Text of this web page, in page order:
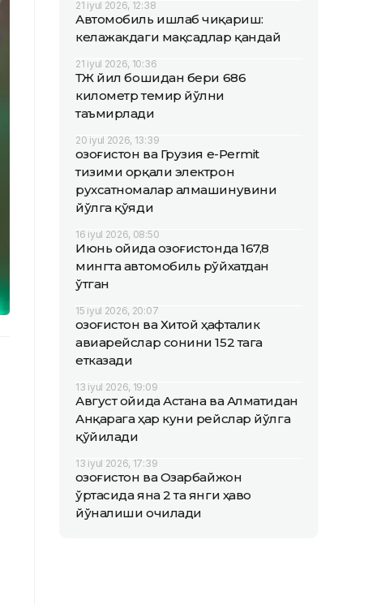
21 iyul 2026, 12:38
Автомобиль ишлаб чиқариш:
келажакдаги мақсадлар қандай
21 iyul 2026, 10:36
ҚТЖ йил бошидан бери 686
километр темир йўлни
таъмирлади
20 iyul 2026, 13:39
Қозоғистон ва Грузия e-Permit
тизими орқали электрон
рухсатномалар алмашинувини
йўлга қўяди
16 iyul 2026, 08:50
Июнь ойида Қозоғистонда 167,8
мингта автомобиль рўйхатдан
ўтган
15 iyul 2026, 20:07
Қозоғистон ва Хитой ҳафталик
авиарейслар сонини 152 тага
етказади
13 iyul 2026, 19:09
Август ойида Астана ва Алматидан
Анқарага ҳар куни рейслар йўлга
қўйилади
13 iyul 2026, 17:39
Қозоғистон ва Озарбайжон
ўртасида яна 2 та янги ҳаво
йўналиши очилади